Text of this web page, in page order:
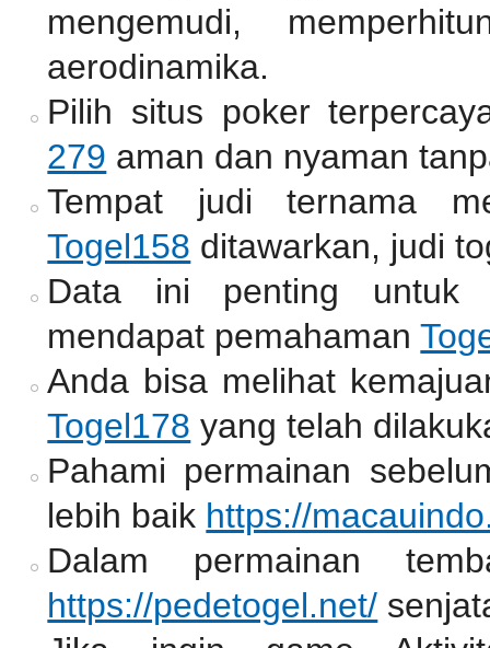
mengemudi,
aerodinamika.
Pilih situs poker
279 aman dan nyaman
Tempat judi ternama
Togel158 ditawarkan, judi
Data ini penting untuk
mendapat pemahaman
Anda bisa melihat
Togel178 yang telah
Pahami permainan
lebih baik https://
Dalam permainan
https://pedetogel.net/